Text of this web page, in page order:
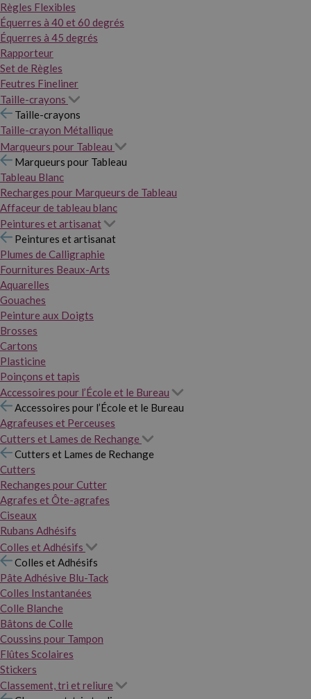
Règles Flexibles
Équerres à 40 et 60 degrés
Équerres à 45 degrés
Rapporteur
Set de Règles
Feutres Fineliner
Taille-crayons
Taille-crayons
Taille-crayon Métallique
Marqueurs pour Tableau
Marqueurs pour Tableau
Tableau Blanc
Recharges pour Marqueurs de Tableau
Affaceur de tableau blanc
Peintures et artisanat
Peintures et artisanat
Plumes de Calligraphie
Fournitures Beaux-Arts
Aquarelles
Gouaches
Peinture aux Doigts
Brosses
Cartons
Plasticine
Poinçons et tapis
Accessoires pour l’École et le Bureau
Accessoires pour l’École et le Bureau
Agrafeuses et Perceuses
Cutters et Lames de Rechange
Cutters et Lames de Rechange
Cutters
Rechanges pour Cutter
Agrafes et Ôte-agrafes
Ciseaux
Rubans Adhésifs
Colles et Adhésifs
Colles et Adhésifs
Pâte Adhésive Blu-Tack
Colles Instantanées
Colle Blanche
Bâtons de Colle
Coussins pour Tampon
Flûtes Scolaires
Stickers
Classement, tri et reliure